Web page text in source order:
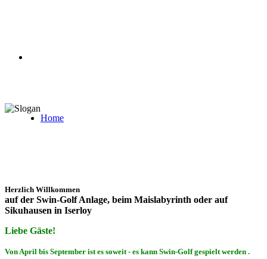
Home
Herzlich Willkommen
auf der Swin-Golf Anlage, beim Maislabyrinth oder auf
Sikuhausen in Iserloy
Liebe Gäste!
Von April bis September ist es soweit - es kann Swin-Golf gespielt werden .